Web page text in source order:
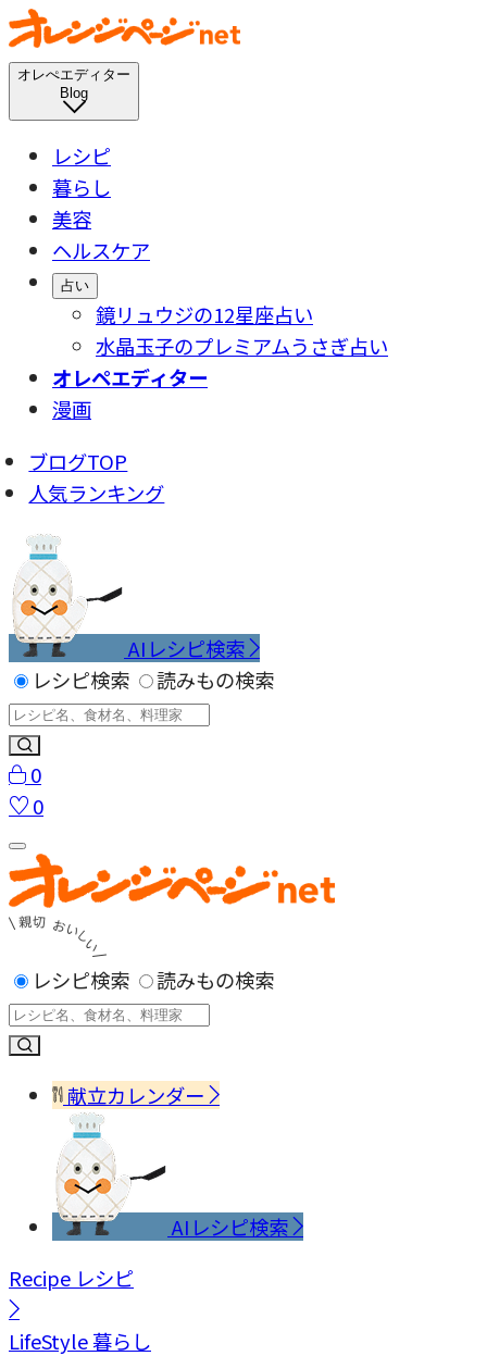
オレぺエディター
Blog
レシピ
暮らし
美容
ヘルスケア
占い
鏡リュウジの12星座占い
水晶玉子のプレミアムうさぎ占い
オレペエディター
漫画
ブログTOP
人気ランキング
AIレシピ検索
レシピ検索
読みもの検索
0
0
レシピ検索 読みもの検索
献立カレンダー
AIレシピ検索
Recipe レシピ
LifeStyle暮らし